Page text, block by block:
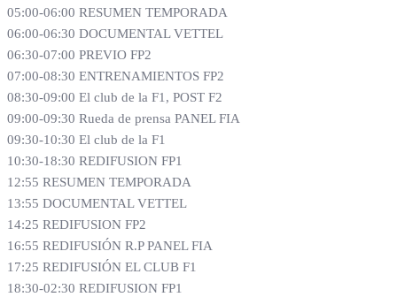
05:00-06:00 RESUMEN TEMPORADA
06:00-06:30 DOCUMENTAL VETTEL
06:30-07:00 PREVIO FP2
07:00-08:30 ENTRENAMIENTOS FP2
08:30-09:00 El club de la F1, POST F2
09:00-09:30 Rueda de prensa PANEL FIA
09:30-10:30 El club de la F1
10:30-18:30 REDIFUSION FP1
12:55 RESUMEN TEMPORADA
13:55 DOCUMENTAL VETTEL
14:25 REDIFUSION FP2
16:55 REDIFUSIÓN R.P PANEL FIA
17:25 REDIFUSIÓN EL CLUB F1
18:30-02:30 REDIFUSION FP1